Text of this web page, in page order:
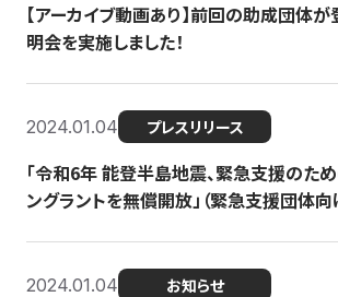
【アーカイブ動画あり】前回の助成団体
明会を実施しました！
2024.01.04 プレスリリース
「令和6年 能登半島地震、緊急支援のた
ングラントを無償開放」（緊急支援団体向
2024.01.04 お知らせ